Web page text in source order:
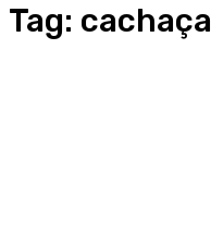
Tag: cachaça